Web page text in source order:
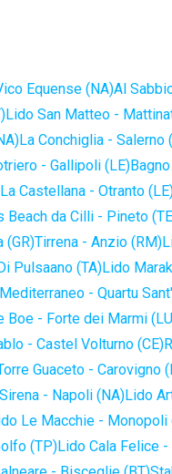
Equense (NA)Al
Lido San Matteo -
La Conchiglia - Salerno
- Gallipoli (LE)
Castellana - Otranto
Beach da Cilli - Pineto
(GR)Tirrena - Anzio (RM)
Pulsaano (TA)Lido
- Quartu
Boe - Forte dei Marmi
- Castel Volturno (CE)
Guaceto - Carovigno
- Napoli (NA)Lido
Le Macchie - Monopoli
(TP)Lido Cala Felice